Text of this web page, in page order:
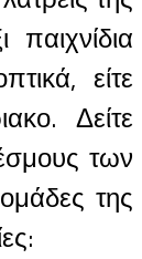
είτε
Δείτε
των
της